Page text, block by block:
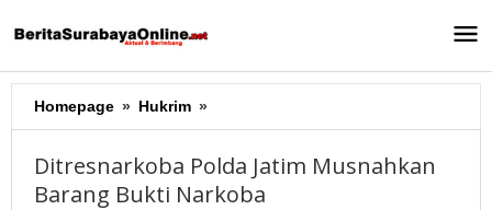
ke
Homepage » Hukrim »
Polda
Musnahkan
Barang
Ditresnarkoba Polda Jatim Musnahkan
Barang Bukti Narkoba